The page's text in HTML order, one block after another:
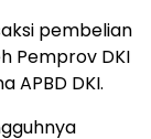
pembelian
Pemprov DKI
APBD DKI.